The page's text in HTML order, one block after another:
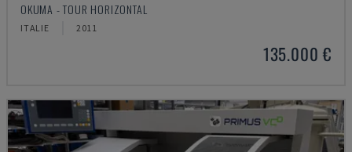
OKUMA - TOUR HORIZONTAL
ITALIE 2011
135.000 €